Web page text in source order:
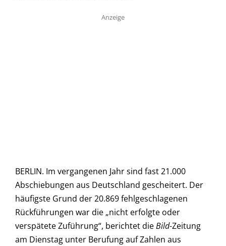
Anzeige
BERLIN. Im vergangenen Jahr sind fast 21.000
Abschiebungen aus Deutschland gescheitert. Der
häufigste Grund der 20.869 fehlgeschlagenen
Rückführungen war die „nicht erfolgte oder
verspätete Zuführung“, berichtet dieBild-Zeitung
am Dienstag unter Berufung auf Zahlen aus